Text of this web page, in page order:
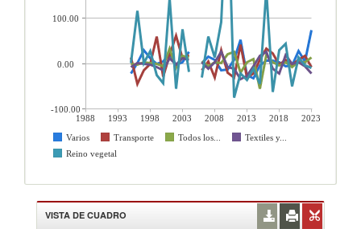
1988 1993 1998 2003 2008 2013 2018
2023
Varios
Transporte Todos los...
Textiles y...
Reino vegetal
100.00
0.00
-100.00
VISTA DE CUADRO